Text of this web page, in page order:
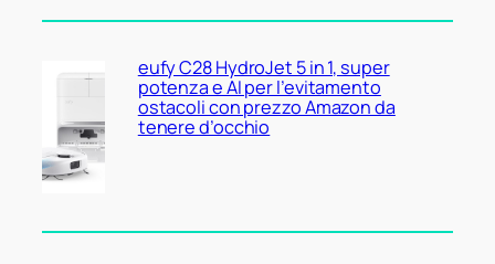
eufy C28 HydroJet 5 in 1, super
potenza e AI per l’evitamento
ostacoli con prezzo Amazon da
tenere d’occhio